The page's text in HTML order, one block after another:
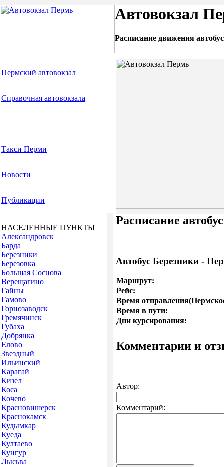
Автовокзал
Расписание движения
Пермский автовокзал
Справочная автовокзала
Такси Перми
Новости
Публикации
НАСЕЛЕННЫЕ ПУНКТЫ
Александровск
Барда
Березники
Березовка
Большая Соснова
Верещагино
Гайны
Гамово
Горнозаводск
Гремячинск
Губаха
Добрянка
Елово
Звездный
Ильинский
Карагай
Кизел
Коса
Кочево
Красновишерск
Краснокамск
Кудымкар
Куеда
Култаево
Кунгур
Лысьва
Расписание
Автобус Березники -
Маршрут:
Рейс:
Время
Время в пути:
Дни курсирования:
Комментарии и
Автор:
Комментарий: